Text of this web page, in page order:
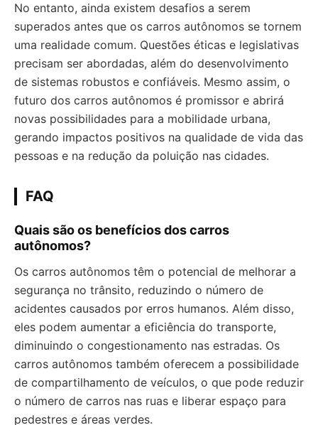
No entanto, ainda existem desafios a serem
superados antes que os carros autônomos se tornem
uma realidade comum. Questões éticas e legislativas
precisam ser abordadas, além do desenvolvimento
de sistemas robustos e confiáveis. Mesmo assim, o
futuro dos carros autônomos é promissor e abrirá
novas possibilidades para a mobilidade urbana,
gerando impactos positivos na qualidade de vida das
pessoas e na redução da poluição nas cidades.
FAQ
Quais são os benefícios dos carros
autônomos?
Os carros autônomos têm o potencial de melhorar a
segurança no trânsito, reduzindo o número de
acidentes causados por erros humanos. Além disso,
eles podem aumentar a eficiência do transporte,
diminuindo o congestionamento nas estradas. Os
carros autônomos também oferecem a possibilidade
de compartilhamento de veículos, o que pode reduzir
o número de carros nas ruas e liberar espaço para
pedestres e áreas verdes.